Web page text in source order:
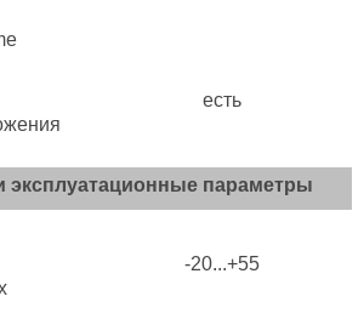
есть
эксплуатационные параметры
-20...+55